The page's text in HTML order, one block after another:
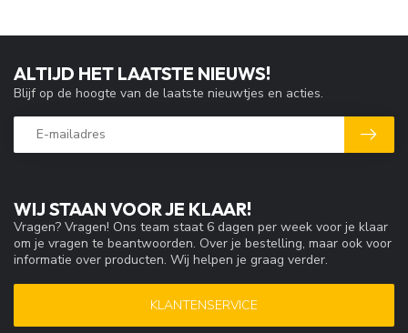
WIJ STAAN VOOR JE KLAAR!
Vragen? Vragen! Ons team staat 6 dagen per week voor je klaar
om je vragen te beantwoorden. Over je bestelling, maar ook voor
informatie over producten. Wij helpen je graag verder.
KLANTENSERVICE
ALTIJD HET LAATSTE NIEUWS!
Blijf op de hoogte van de laatste nieuwtjes en acties.